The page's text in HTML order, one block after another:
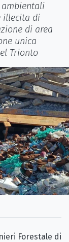
illecita di
di area
unica
Trionto
Forestale di